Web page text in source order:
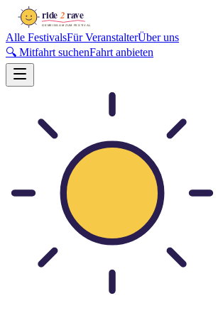
Alle FestivalsFür VeranstalterÜber uns
🔍 Mitfahrt suchenFahrt anbieten